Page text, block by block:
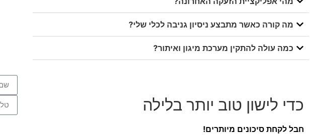
מה קורה כאשר מתבצע ניסיון גניבה לכלי שלי?
כמה עולה להתקין מערכת מיגון ואיתור?
כדי לישון טוב יותר בלילה
חבל לקחת סיכונים מיותרים!